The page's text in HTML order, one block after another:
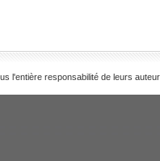
l'entière responsabilité de leurs